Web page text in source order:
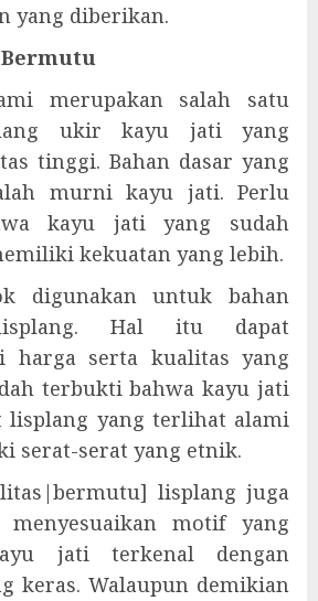
yang diberikan.
merupakan salah satu
ukir kayu jati yang
tinggi. Bahan dasar yang
murni kayu jati. Perlu
kayu jati yang sudah
kekuatan yang lebih.
digunakan untuk bahan
Hal itu dapat
harga serta kualitas yang
terbukti bahwa kayu jati
lisplang yang terlihat alami
serat-serat yang etnik.
lisplang juga
motif yang
jati terkenal dengan
keras. Walaupun demikian